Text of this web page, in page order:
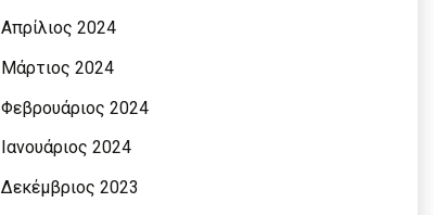
Απρίλιος 2024
Μάρτιος 2024
Φεβρουάριος 2024
Ιανουάριος 2024
Δεκέμβριος 2023